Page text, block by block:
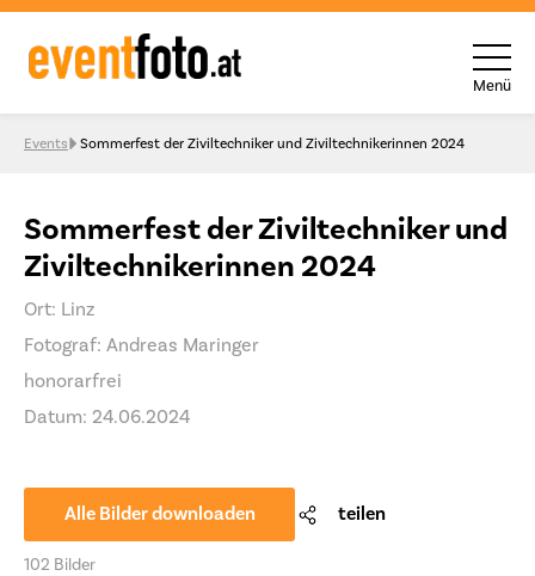
Skip to content
Menü
Events Sommerfest der Ziviltechniker und Ziviltechnikerinnen 2024
Sommerfest der Ziviltechniker und
Ziviltechnikerinnen 2024
Ort: Linz
Fotograf: Andreas Maringer
honorarfrei
Datum: 24.06.2024
Alle Bilder downloaden teilen
102 Bilder